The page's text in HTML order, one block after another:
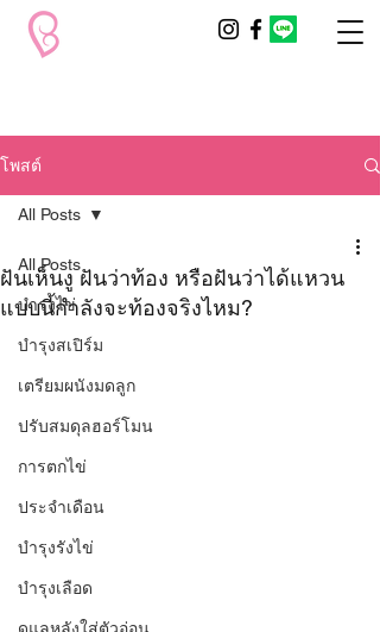
โพสต์
All Posts
บำรุงไข่
บำรุงสเปิร์ม
เตรียมผนังมดลูก
ปรับสมดุลฮอร์โมน
การตกไข่
ประจำเดือน
บำรุงรังไข่
บำรุงเลือด
All Posts
ฝันเห็นงู ฝันว่าท้อง หรือฝันว่าได้แหวน
แบบนี้กำลังจะท้องจริงไหม?